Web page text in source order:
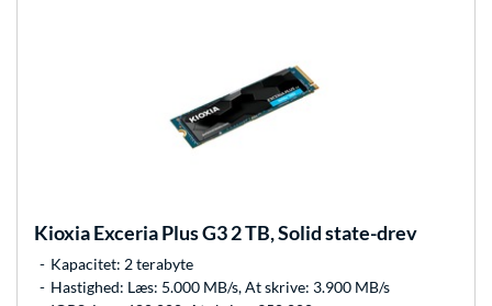
KioxiaExceria Plus G3 2 TB, Solid state-drev
Kapacitet: 2 terabyte
Hastighed: Læs: 5.000 MB/s, At skrive: 3.900 MB/s